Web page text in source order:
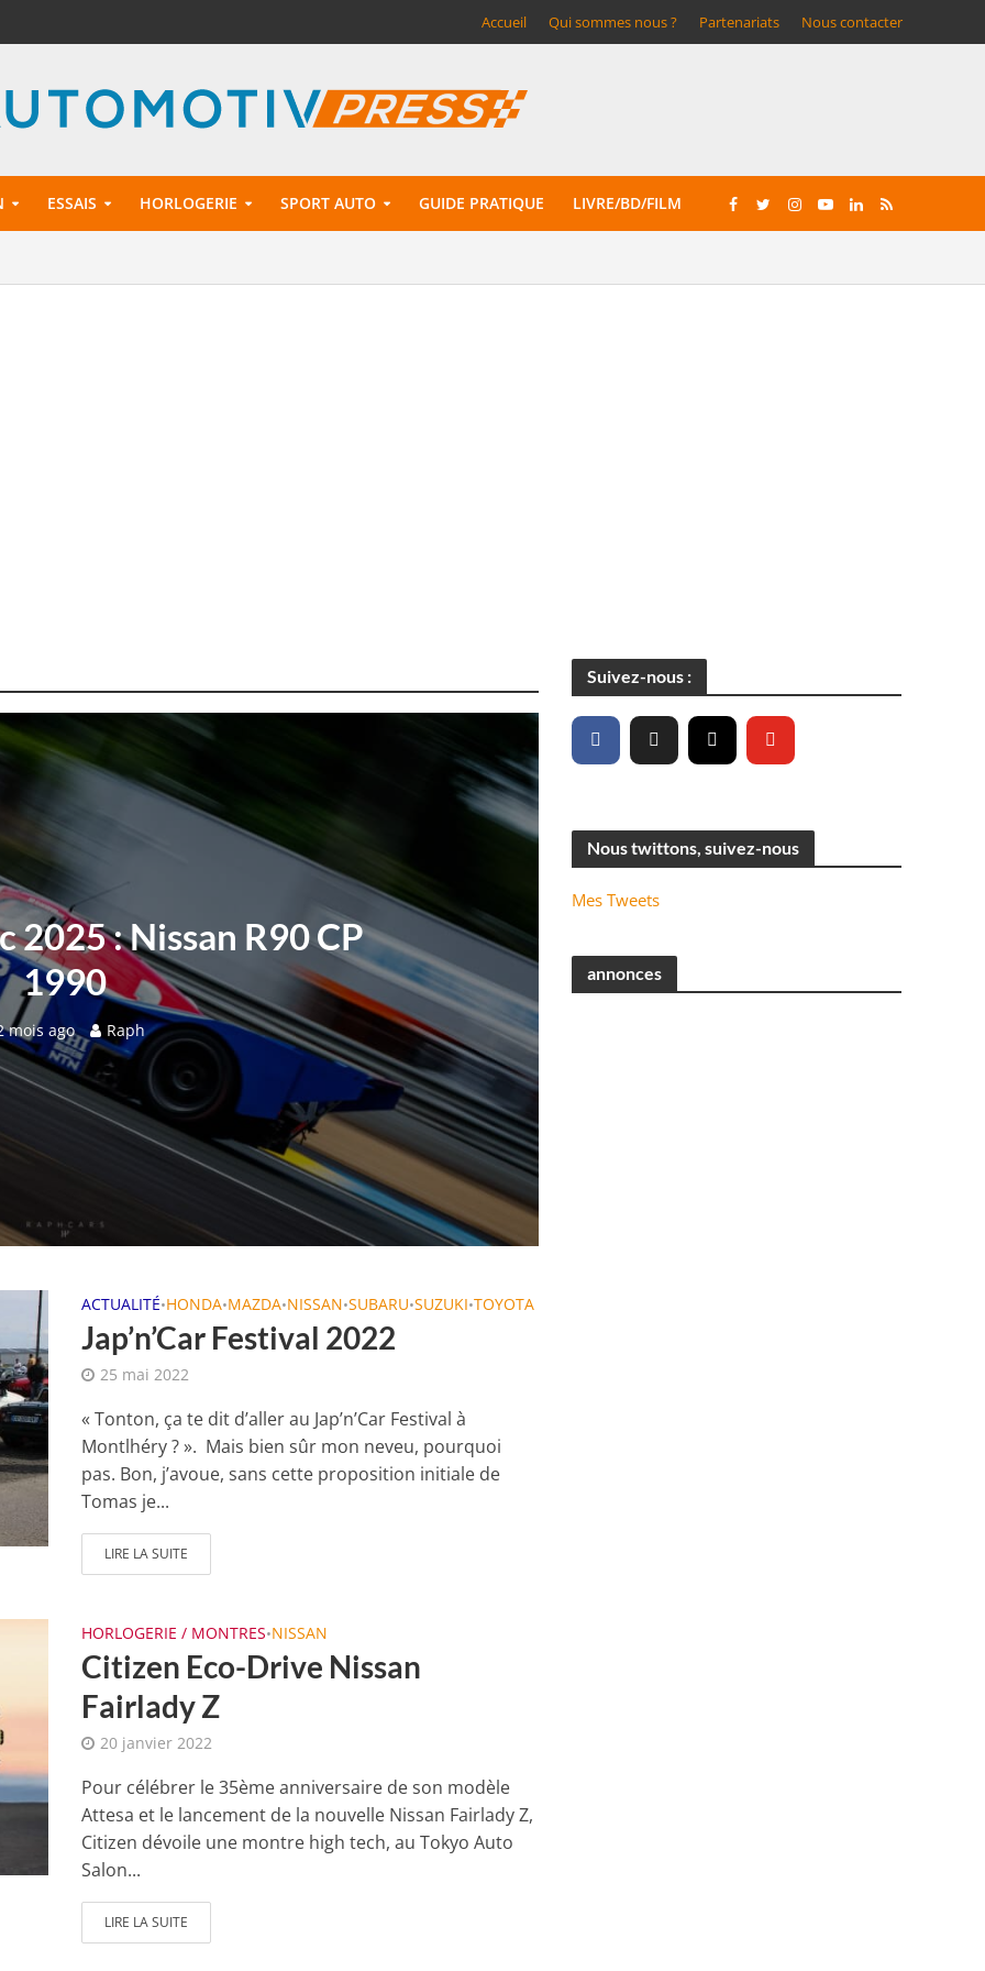
Accueil Qui sommes nous ? Partenariats Nous contacter
ESSAIS HORLOGERIE SPORT AUTO GUIDE PRATIQUE LIVRE/BD/FILM
2025 : Nissan R90 CP
1990
mois ago Raph
ACTUALITÉ•HONDA•MAZDA•NISSAN•SUBARU•SUZUKI•TOYOTA
Jap’n’Car Festival 2022
25 mai 2022
« Tonton, ça te dit d’aller au Jap’n’Car Festival à
Montlhéry ? ». Mais bien sûr mon neveu, pourquoi
pas. Bon, j’avoue, sans cette proposition initiale de
Tomas je...
LIRE LA SUITE
HORLOGERIE / MONTRES•NISSAN
Citizen Eco-Drive Nissan
Fairlady Z
20 janvier 2022
Pour célébrer le 35ème anniversaire de son modèle
Attesa et le lancement de la nouvelle Nissan Fairlady Z,
Citizen dévoile une montre high tech, au Tokyo Auto
Salon...
LIRE LA SUITE
Suivez-nous :
Nous twittons, suivez-nous
Mes Tweets
annonces